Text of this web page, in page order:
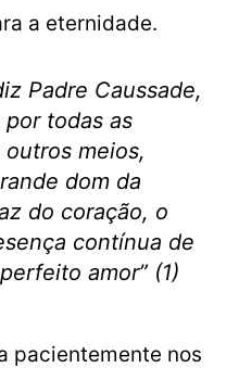
a eternidade.
Padre Caussade,
todas as
meios,
dom da
do coração, o
contínua de
amor” (1)
pacientemente nos